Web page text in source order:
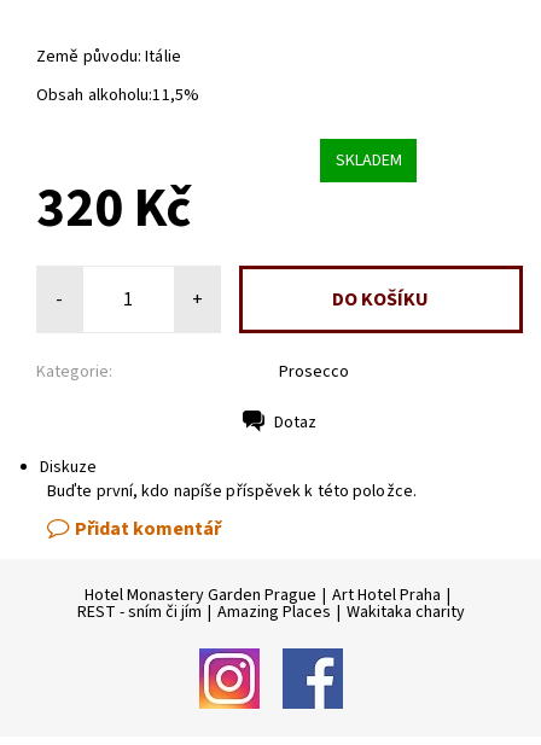
Země původu: Itálie
Obsah alkoholu:11,5%
SKLADEM
320 Kč
- +
Kategorie: Prosecco
Dotaz
Diskuze
Buďte první, kdo napíše příspěvek k této položce.
Přidat komentář
Hotel Monastery Garden Prague | Art Hotel Praha |
REST - sním či jím | Amazing Places | Wakitaka charity